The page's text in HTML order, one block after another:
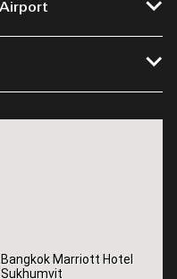
Bangkok Marriott Hotel
Sukhumvit
Bangkok Marriott Hotel
Sukhumvit